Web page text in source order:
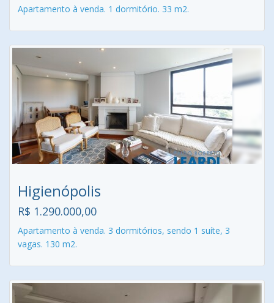
Apartamento à venda. 1 dormitório. 33 m2.
Higienópolis
R$ 1.290.000,00
Apartamento à venda. 3 dormitórios, sendo 1 suíte, 3
vagas. 130 m2.